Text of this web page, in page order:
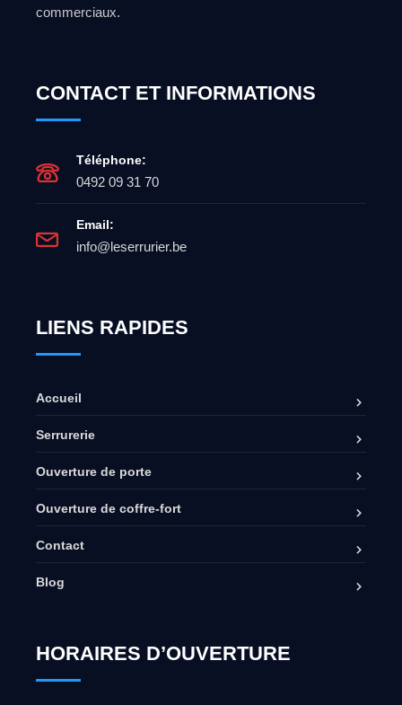
commerciaux.
CONTACT ET INFORMATIONS
Téléphone:
0492 09 31 70
Email:
info@leserrurier.be
LIENS RAPIDES
Accueil
Serrurerie
Ouverture de porte
Ouverture de coffre-fort
Contact
Blog
HORAIRES D’OUVERTURE